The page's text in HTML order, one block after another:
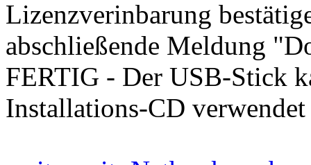
Lizenzverinbarung
abschließende Meldung
FERTIG - Der USB-Stick
Installations-CD